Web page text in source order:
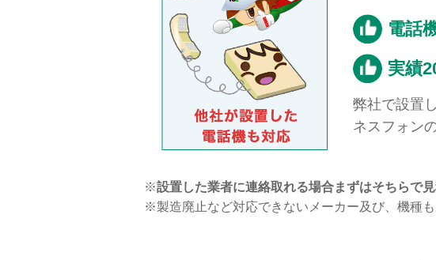
電話
実績
弊社で設置
ネスフォン
※設置した業者に連絡取れる場合まずはそちらで見
※製造廃止など対応できないメーカー及び、機種も